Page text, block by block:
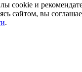
cookie и
сайтом, вы
.